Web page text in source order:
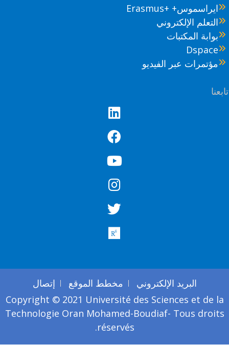
ايراسموس+ +Erasmus
التعلم الإلكتروني
بوابة المكتبات
Dspace
مؤتمرات عبر الفيديو
البريد الإلكتروني مخطط الموقع
إتصال
Copyright © 2021 Université des Sciences et de
Technologie Oran Mohamed-Boudiaf- Tous
réservés.